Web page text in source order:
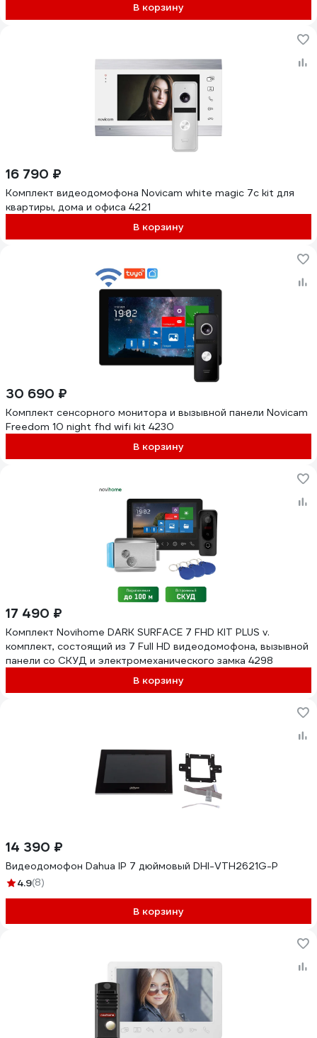
В корзину
16 790 ₽
Комплект видеодомофона Novicam white magic 7c kit для
квартиры, дома и офиса 4221
В корзину
30 690 ₽
Комплект сенсорного монитора и вызывной панели Novicam
Freedom 10 night fhd wifi kit 4230
В корзину
17 490 ₽
Комплект Novihome DARK SURFACE 7 FHD KIT PLUS v.
комплект, состоящий из 7 Full HD видеодомофона, вызывной
панели со СКУД и электромеханического замка 4298
В корзину
14 390 ₽
Видеодомофон Dahua IP 7 дюймовый DHI-VTH2621G-P
4.9(8)
В корзину